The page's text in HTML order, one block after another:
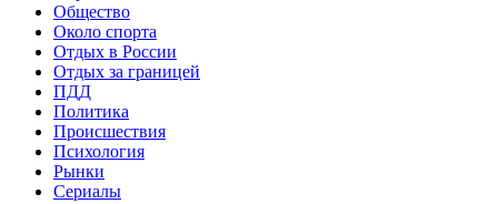
Общество
Около спорта
Отдых в России
Отдых за границей
ПДД
Политика
Происшествия
Психология
Рынки
Сериалы